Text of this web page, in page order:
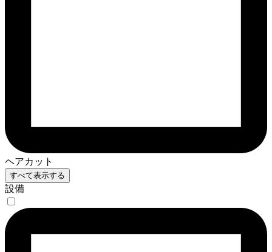
ヘアカット
すべて表示する
設備